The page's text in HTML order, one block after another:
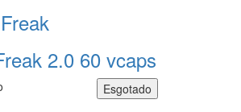
2.0 60 vcaps